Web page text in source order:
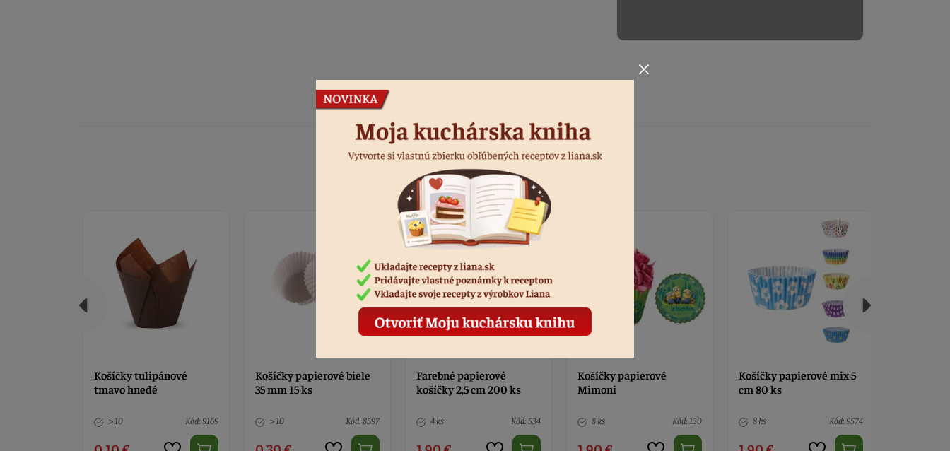
Podobné produkty
Košíčky papierové biele
35 mm 15 ks
> 10 Kód: 8597
Farebné papierové
košíčky 2,5 cm 200 ks
4 ks Kód: 534
Košíčky papierové
Mimoni
8 ks Kód: 130
Košíčky papierové mix 5
cm 80 ks
8 ks Kód: 9574
Košíčky papierové LETO
2 ks Kód: 683